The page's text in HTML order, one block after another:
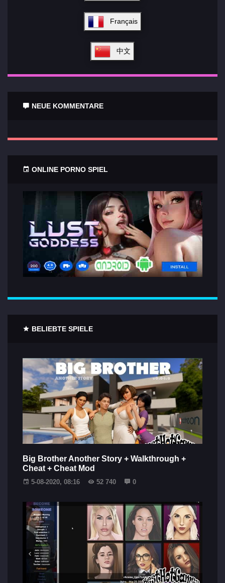
Français
中文
NEUE KOMMENTARE
ONLINE PORNO SPIEL
BELIEBTE SPIELE
Big Brother Another Story + Walkthrough +
Cheat + Cheat Mod
5-08-2020, 08:16 52 740 0